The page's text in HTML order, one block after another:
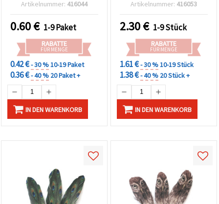
Dekoration
Artikelnummer: 416044
0.60€ 1-9 Paket
RABATTE
FÜR MENGE
0.42 €- 30 %10-19 Paket
0.36 €- 40 % 20 Paket +
IN DEN WARENKORB
Artikelnummer: 416053
2.30€ 1-9 Stück
RABATTE
FÜR MENGE
1.61 €- 30 %10-19 Stück
1.38 €- 40 % 20 Stück +
IN DEN WARENKORB